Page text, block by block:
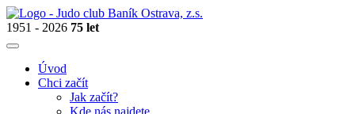
1951 - 2026 75 let
Úvod
Chci začít
Jak začít?
Kde nás najdete